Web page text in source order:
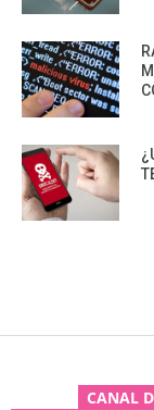
CANAL